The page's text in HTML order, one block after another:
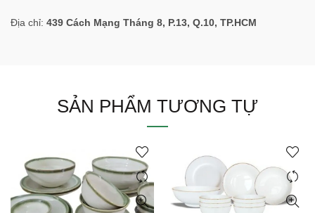
Địa chỉ: 439 Cách Mạng Tháng 8, P.13, Q.10, TP.HCM
SẢN PHẨM TƯƠNG TỰ